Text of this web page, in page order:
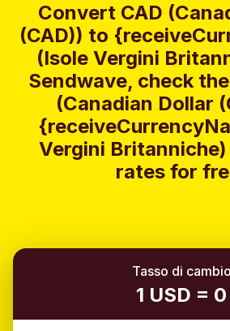
Convert CAD
(CAD)) to
(Isole Vergini
Sendwave, check
(Canadian Dollar
Vergini
rates for
Tasso di cambio
1 USD = 0